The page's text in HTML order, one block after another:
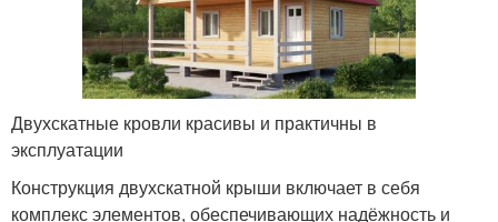
Двухскатные кровли красивы и практичны в
эксплуатации
Конструкция двухскатной крыши включает в себя
комплекс элементов, обеспечивающих надёжность и